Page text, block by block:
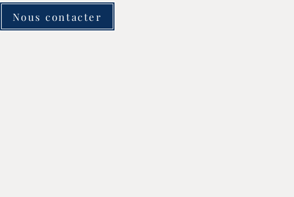
Nous contacter